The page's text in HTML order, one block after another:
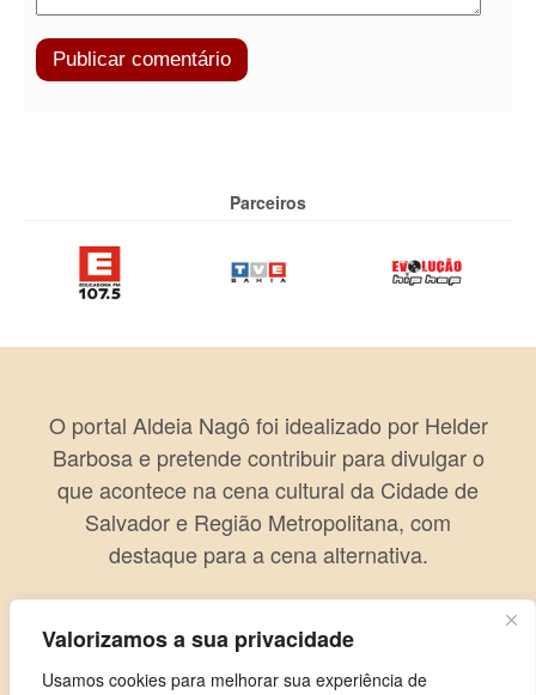
Valorizamos a sua privacidade
Usamos cookies para melhorar sua experiência de
Parceiros
O portal Aldeia Nagô foi idealizado por Helder
Barbosa e pretende contribuir para divulgar o
que acontece na cena cultural da Cidade de
Salvador e Região Metropolitana, com
destaque para a cena alternativa.